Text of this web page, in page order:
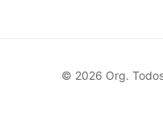
© 2026 Org.